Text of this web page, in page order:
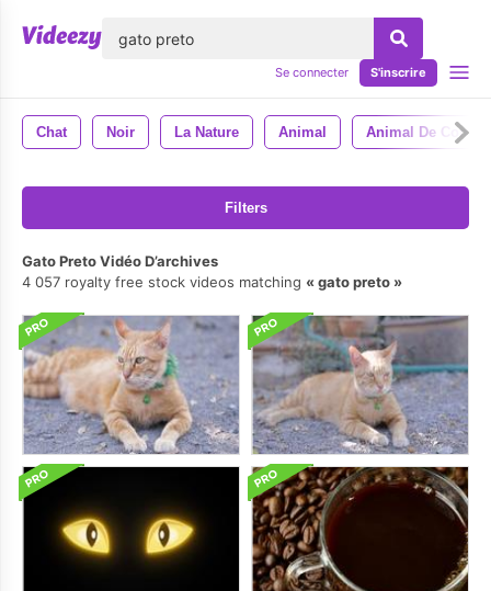
Se connecter S'inscrire
Chat Noir La Nature Animal Animal De
Filters
Gato Preto Vidéo D’archives
4 057 royalty free stock videos matching
gato preto